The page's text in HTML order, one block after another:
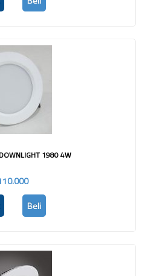
1980 4W
Beli